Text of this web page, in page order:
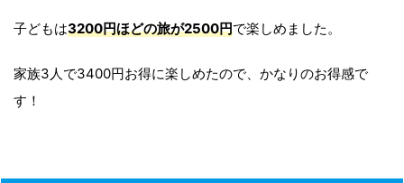
子どもは3200円ほどの旅が2500円で楽しめました。
家族3人で3400円お得に楽しめたので、かなりのお得感で
す！